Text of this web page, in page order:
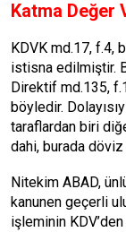
Katma Değer
KDVK md.17, f.4,
istisna edilmiştir.
Direktif md.135,
böyledir.
taraflardan biri
dahi, burada
Nitekim ABAD,
kanunen geçerli
işleminin